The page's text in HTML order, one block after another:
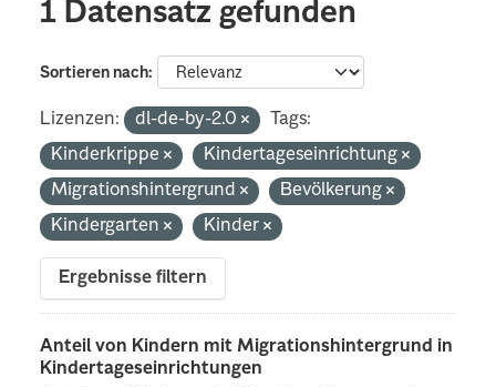
1 Datensatz gefunden
Sortieren nach
Lizenzen: dl-de-by-2.0
Tags:
Kinderkrippe
Kindertageseinrichtung
Migrationshintergrund
Bevölkerung
Kindergarten
Kinder
Ergebnisse filtern
Anteil von Kindern mit Migrationshintergrund in
Kindertageseinrichtungen